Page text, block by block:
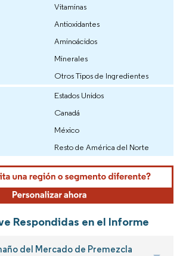
Vitaminas
Antioxidantes
Aminoácidos
Minerales
Otros Tipos de Ingredientes
Estados Unidos
Canadá
México
Resto de América del Norte
Respondidas en el Informe
del Mercado de Premezcla